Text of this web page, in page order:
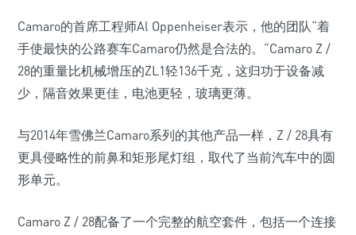
Camaro的首席工程师Al Oppenheiser表示，他的团队“着
手使最快的公路赛车Camaro仍然是合法的。”Camaro Z /
28的重量比机械增压的ZL1轻136千克，这归功于设备减
少，隔音效果更佳，电池更轻，玻璃更薄。
与2014年雪佛兰Camaro系列的其他产品一样，Z / 28具有
更具侵略性的前鼻和矩形尾灯组，取代了当前汽车中的圆
形单元。
Camaro Z / 28配备了一个完整的航空套件，包括一个连接